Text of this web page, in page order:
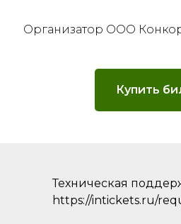
Организатор ООО
Купить
Техническая
https://intickets.ru/